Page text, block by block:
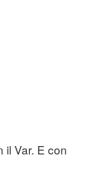
il Var. E con